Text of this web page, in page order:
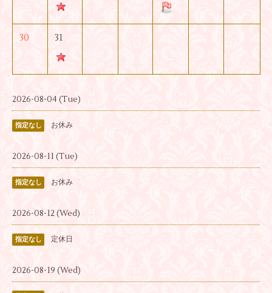
30 31
2026-08-04 (Tue)
指定なし お休み
2026-08-11 (Tue)
指定なし お休み
2026-08-12 (Wed)
指定なし 定休日
2026-08-19 (Wed)